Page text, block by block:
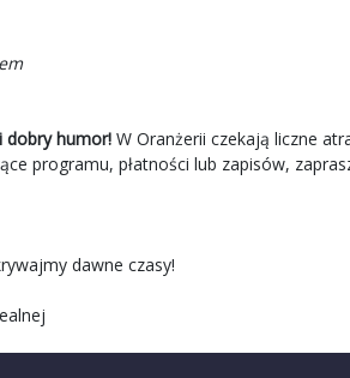
dobry humor! W Oranżerii czekają liczne
programu, płatności lub zapisów,
dawne czasy!